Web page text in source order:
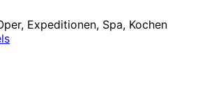
Expeditionen, Spa, Kochen